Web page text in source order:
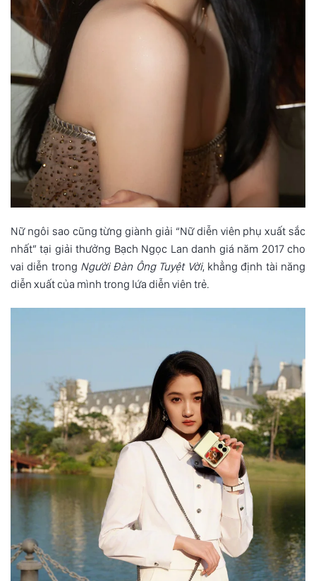
Nữ ngôi sao cũng từng giành giải “Nữ diễn viên phụ xuất sắc
nhất” tại giải thưởng Bạch Ngọc Lan danh giá năm 2017 cho
vai diễn trong Người Đàn Ông Tuyệt Vời, khẳng định tài năng
diễn xuất của mình trong lứa diễn viên trẻ.